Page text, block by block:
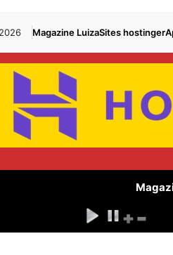
Magazine LuizaSites hostinger